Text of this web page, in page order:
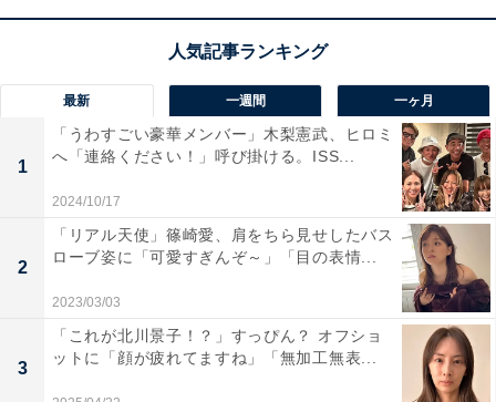
最新 一週間 一ヶ月
1
「うわすごい豪華メンバー」木梨憲武、ヒロミ
へ「連絡ください！」呼び掛ける。ISS...
2024/10/17
2
「リアル天使」篠崎愛、肩をちら見せしたバス
ローブ姿に「可愛すぎんぞ～」「目の表情...
2023/03/03
3
「これが北川景子！？」すっぴん？ オフショ
ットに「顔が疲れてますね」「無加工無表...